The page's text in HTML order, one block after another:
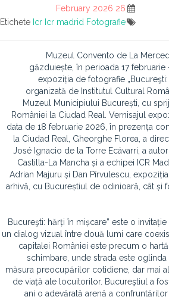
26 February 2026
Etichete Icr Icr madrid Fotografie
Muzeul Convento de La
găzduiește, în perioada 17 februarie
expoziția de fotografie „Bucureşti:
organizată de Institutul Cultural
Muzeul Municipiului București, cu
României la Ciudad Real. Vernisajul
data de 18 februarie 2026, în prezența
la Ciudad Real, Gheorghe Florea, a
José Ignacio de la Torre Ecávarri, a
Castilla-La Mancha și a echipei ICR
Adrian Majuru și Dan Pîrvulescu,
arhivă, cu Bucureștiul de odinioară, cât și
„Bucureşti: hărți în mișcare” este o
un dialog vizual între două lumi care
capitalei României este precum o
schimbare, unde strada este
măsura preocupărilor cotidiene, dar mai
de viață ale locuitorilor. Bucureştiul a
ani o adevărată arenă a confruntărilor